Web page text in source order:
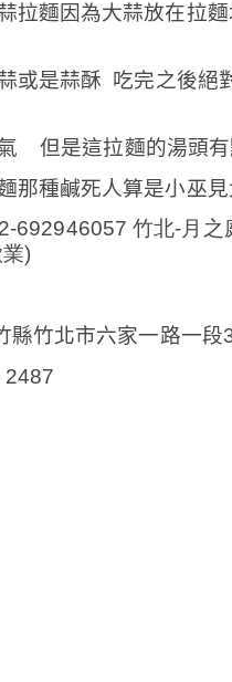
拉麵因為大蒜放在拉
或是蒜酥 吃完之後絕
但是這拉麵的湯頭
那種鹹死人算是小巫
縣竹北市六家一路一段
2487